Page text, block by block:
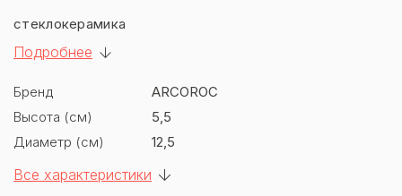
стеклокерамика
Подробнее
Бренд
ARCOROC
Высота (см)
5,5
Диаметр (см)
12,5
Все характеристики